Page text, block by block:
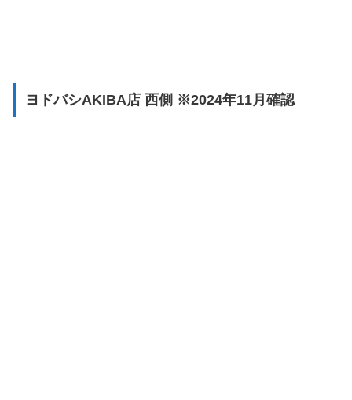
ヨドバシAKIBA店 西側 ※2024年11月確認